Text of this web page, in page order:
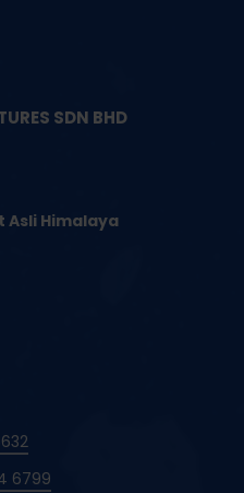
SDN BHD
Asli Himalaya
6799